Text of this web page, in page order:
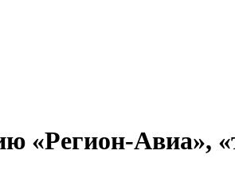
«Регион-Авиа»,